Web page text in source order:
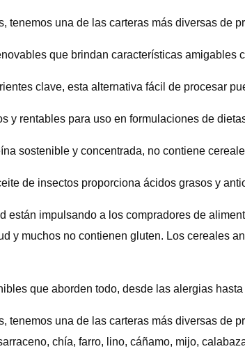
tenemos una de las carteras más diversas de
que brindan características amigables
clave, esta alternativa fácil de procesar
y rentables para uso en formulaciones de
sostenible y concentrada, no contiene
de insectos proporciona ácidos grasos y
están impulsando a los compradores de
y muchos no contienen gluten. Los cereales
que aborden todo, desde las alergias
tenemos una de las carteras más diversas de
chía, farro, lino, cáñamo, mijo,